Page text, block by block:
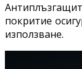
покритие
използване.